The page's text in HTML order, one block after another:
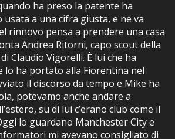
ha preso la patente ha
a una cifra giusta, e ne va
rinnovo pensa a prendere una casa
Andrea Ritorni, capo scout della
Claudio Vigorelli. È lui che ha
lo ha portato alla Fiorentina nel
il discorso da tempo e Mike ha
potevamo anche andare a
su di lui c’erano club come il
lo guardano Manchester City e
mi avevano consigliato di